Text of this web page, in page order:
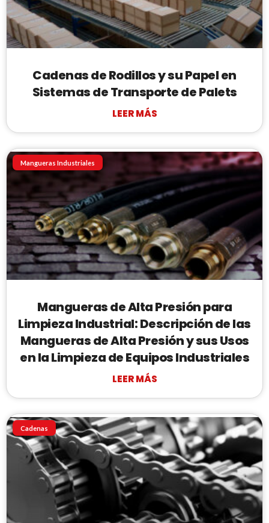
Cadenas de Rodillos y su Papel en
Sistemas de Transporte de Palets
LEER MÁS
Mangueras Industriales
Mangueras de Alta Presión para
Limpieza Industrial: Descripción de las
Mangueras de Alta Presión y sus Usos
en la Limpieza de Equipos Industriales
LEER MÁS
Cadenas